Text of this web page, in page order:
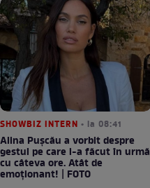
SHOWBIZ INTERN • la 08:41
Alina Pușcău a vorbit despre
gestul pe care l-a făcut în urmă
cu câteva ore. Atât de
emoționant! | FOTO